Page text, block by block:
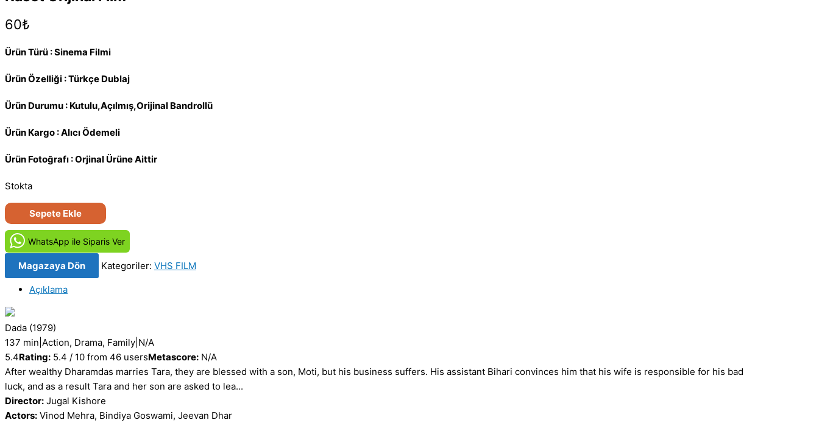
60₺
Ürün Türü : Sinema Filmi
Ürün Özelliği : Türkçe Dublaj
Ürün Durumu : Kutulu,Açılmış,Orijinal Bandrollü
Ürün Kargo : Alıcı Ödemeli
Ürün Fotoğrafı : Orjinal Ürüne Aittir
Stokta
Kaybolan
Kardeşler
Dada
(1979)
VHS
VIDEO
Kaset
Orijinal
Film
adet
Sepete Ekle
WhatsApp ile Siparis Ver
Magazaya Dön Kategoriler: VHS FILM
Açıklama
Dada (1979)
137 min Action, Drama, Family N/A
5.4Rating: 5.4 / 10 from 46 usersMetascore: N/A
After wealthy Dharamdas marries Tara, they are blessed with a son, Moti, but his business suffers. His assistant Bihari convinces him that his wife is responsible for his bad
luck, and as a result Tara and her son are asked to lea...
Director: Jugal Kishore
Actors: Vinod Mehra, Bindiya Goswami, Jeevan Dhar